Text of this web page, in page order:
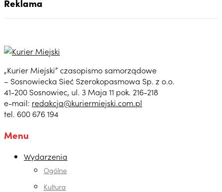
Reklama
„Kurier Miejski” czasopismo samorządowe
– Sosnowiecka Sieć Szerokopasmowa Sp. z o.o.
41-200 Sosnowiec, ul. 3 Maja 11 pok. 216-218
e-mail: redakcja@kuriermiejski.com.pl
tel. 600 676 194
Menu
Wydarzenia
Ogólne
Kultura